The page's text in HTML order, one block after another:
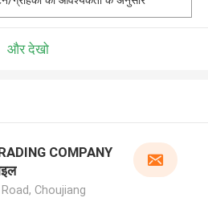
और देखो
COMPANY
Road, Choujiang